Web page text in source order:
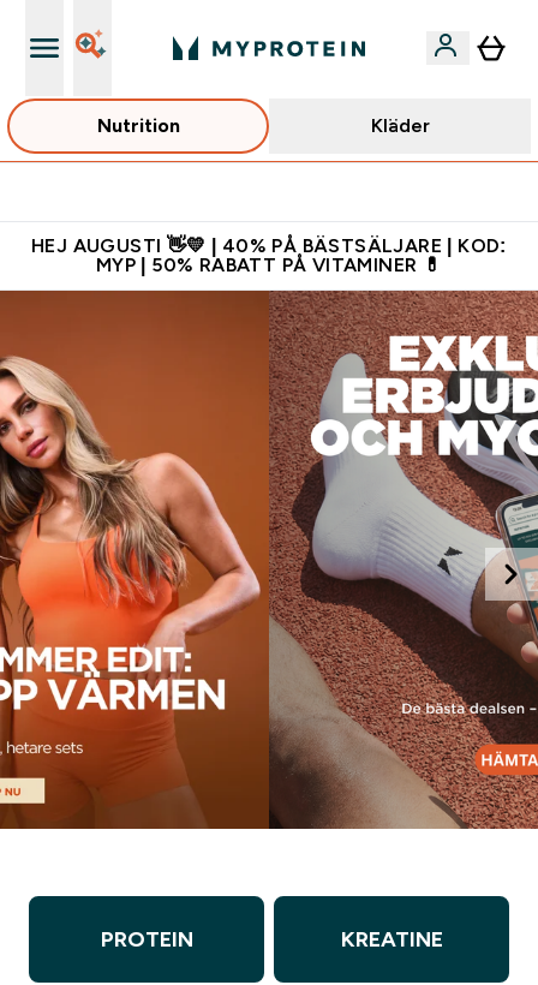
Nutrition Kläder
HEJ AUGUSTI 👋💛 | 40% PÅ BÄSTSÄLJARE | KOD:
MYP | 50% RABATT PÅ VITAMINER 💊
Myprotein Sverige | Europas #1 på Kosttillskott och
PROTEIN KREATINE